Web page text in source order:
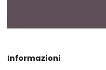
Informazioni